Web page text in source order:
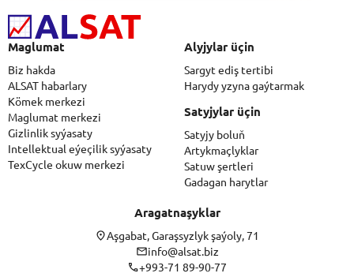
Maglumat
Biz hakda
ALSAT habarlary
Kömek merkezi
Maglumat merkezi
Gizlinlik syýasaty
Intellektual eýeçilik syýasaty
TexCycle okuw merkezi
Alyjylar üçin
Sargyt ediş tertibi
Harydy yzyna gaýtarmak
Satyjylar üçin
Satyjy boluň
Artykmaçlyklar
Satuw şertleri
Gadagan harytlar
Aragatnaşyklar
Aşgabat, Garaşsyzlyk şaýoly, 71
info@alsat.biz
+993-71 89-90-77